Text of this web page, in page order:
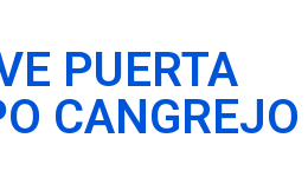
PUERTA
CANGREJO